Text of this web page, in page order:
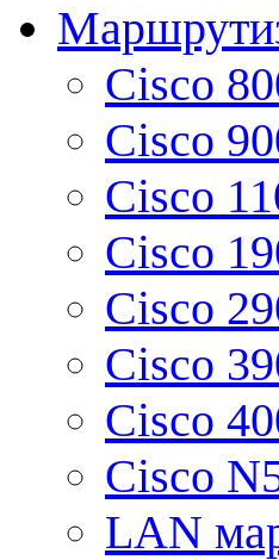
Cisco
Cisco
Cisco
Cisco
Cisco
Cisco
Cisco
Cisco
LAN